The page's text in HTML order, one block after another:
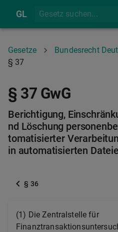
GL
Gesetze Bundesrecht
§ 37
§ 37 GwG
Berichtigung,
nd Löschung
tomatisierter
in automatisierten
§ 36
(1) Die Zentralstelle für